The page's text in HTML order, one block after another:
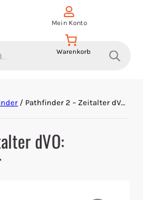
Mein Konto
/ Pathfinder 2 – Zeitalter dVO: Mythische Monster
dVO: